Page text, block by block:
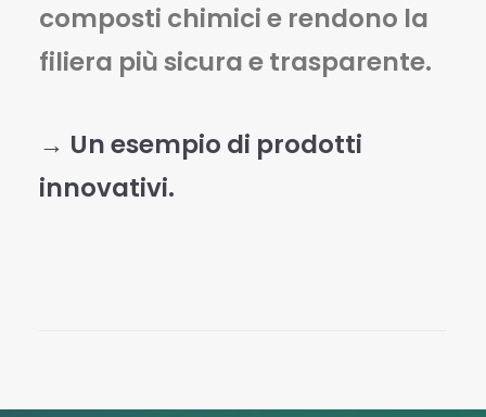
composti chimici e rendono la
filiera più sicura e trasparente.
→ Un esempio di prodotti
innovativi.